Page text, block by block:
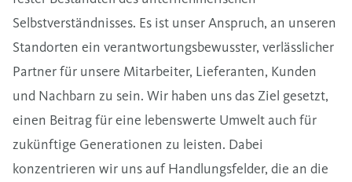
Selbstverständnisses. Es ist unser Anspruch, an unseren
Standorten ein verantwortungsbewusster, verlässlicher
Partner für unsere Mitarbeiter, Lieferanten, Kunden
und Nachbarn zu sein. Wir haben uns das Ziel gesetzt,
einen Beitrag für eine lebenswerte Umwelt auch für
zukünftige Generationen zu leisten. Dabei
konzentrieren wir uns auf Handlungsfelder, die an die